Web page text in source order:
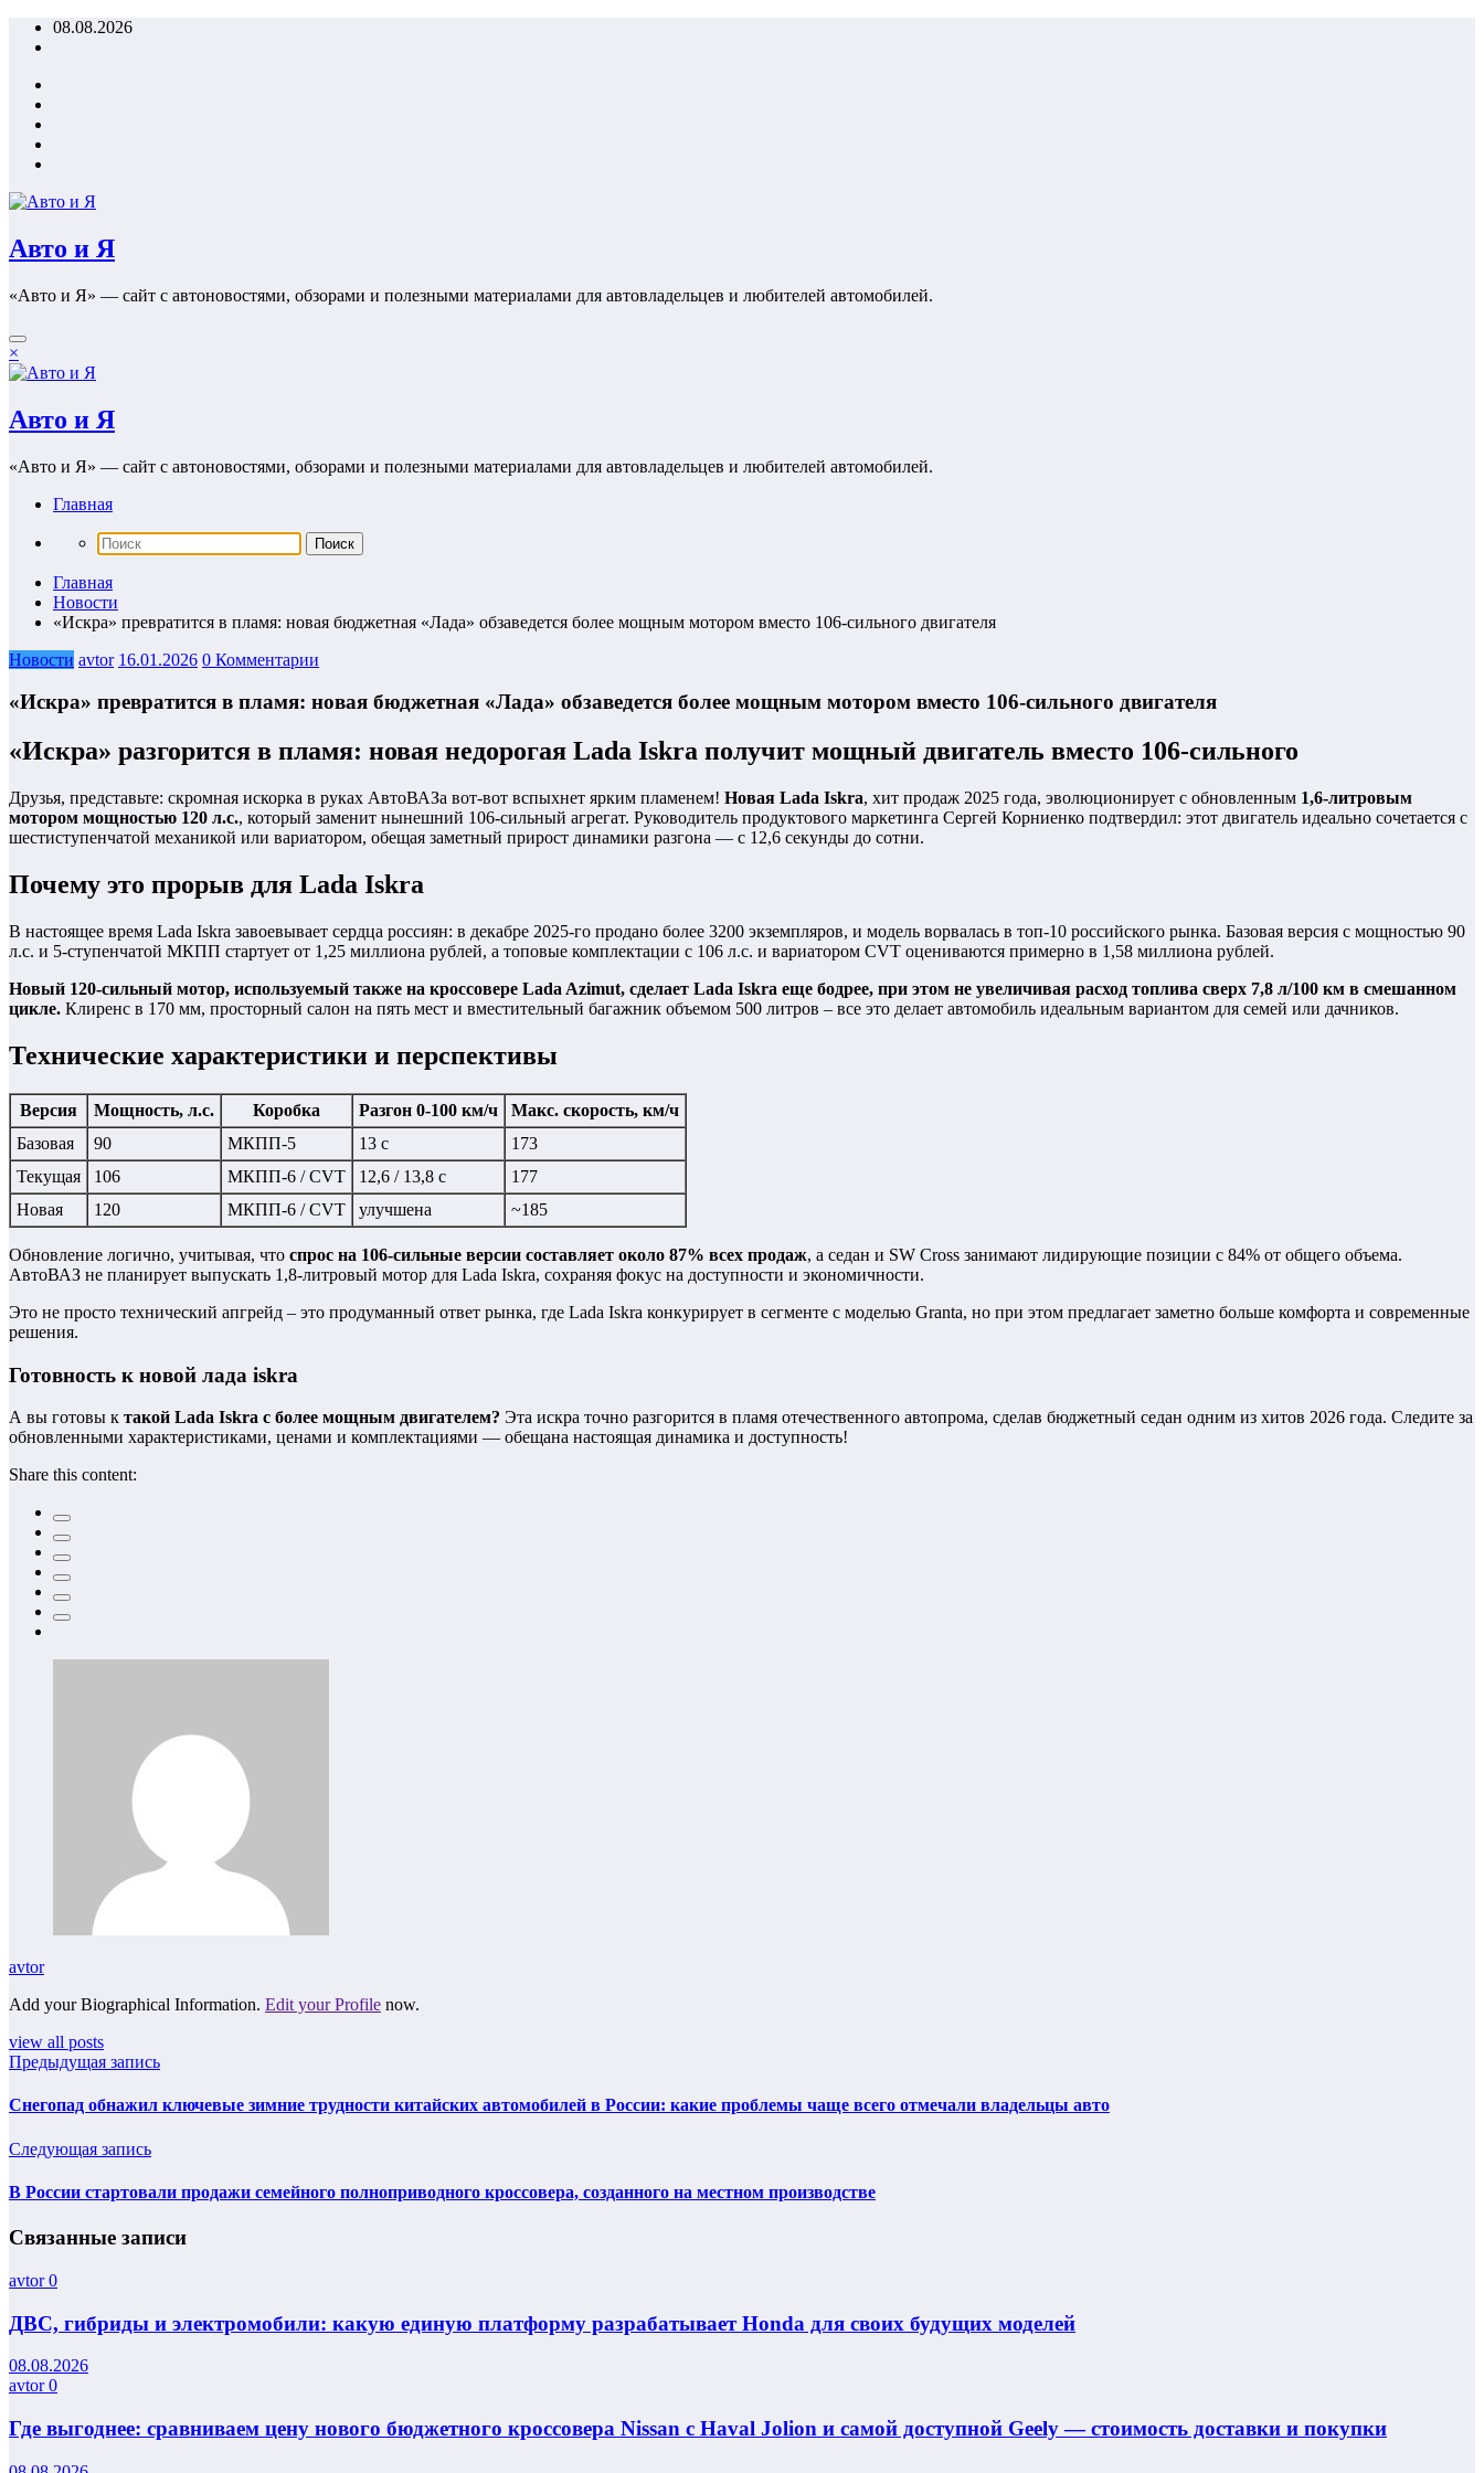
Перейти08.08.2026
Авто и Я
«Авто и Я» — сайт с автоновостями, обзорами и полезными материалами для автовладельцев и любителей автомобилей.
×
Авто и Я
«Авто и Я» — сайт с автоновостями, обзорами и полезными материалами для автовладельцев и любителей автомобилей.
Главная
Главная
Новости
«Искра» превратится в пламя: новая бюджетная «Лада» обзаведется более мощным мотором вместо 106-сильного двигателя
Новости avtor 16.01.2026 0 Комментарии
«Искра» превратится в пламя: новая бюджетная «Лада» обзаведется более мощным мотором вместо 106-сильного двигателя
«Искра» разгорится в пламя: новая недорогая Lada Iskra получит мощный двигатель вместо 106-сильного
Друзья, представьте: скромная искорка в руках АвтоВАЗа вот-вот вспыхнет ярким пламенем! Новая Lada Iskra, хит продаж 2025 года, эволюционирует с обновленным 1,6-литровым
мотором мощностью 120 л.с., который заменит нынешний 106-сильный агрегат. Руководитель продуктового маркетинга Сергей Корниенко подтвердил: этот двигатель идеально сочетается с
шестиступенчатой механикой или вариатором, обещая заметный прирост динамики разгона — с 12,6 секунды до сотни.
Почему это прорыв для Lada Iskra
В настоящее время Lada Iskra завоевывает сердца россиян: в декабре 2025-го продано более 3200 экземпляров, и модель ворвалась в топ-10 российского рынка. Базовая версия с мощностью 90
л.с. и 5-ступенчатой МКПП стартует от 1,25 миллиона рублей, а топовые комплектации с 106 л.с. и вариатором CVT оцениваются примерно в 1,58 миллиона рублей.
Новый 120-сильный мотор, используемый также на кроссовере Lada Azimut, сделает Lada Iskra еще бодрее, при этом не увеличивая расход топлива сверх 7,8 л/100 км в смешанном
цикле. Клиренс в 170 мм, просторный салон на пять мест и вместительный багажник объемом 500 литров – все это делает автомобиль идеальным вариантом для семей или дачников.
Технические характеристики и перспективы
Версия Мощность, л.с. Коробка Разгон 0-100 км/ч
Макс. скорость, км/ч
Базовая
90 МКПП-5 13 с
173
Текущая
106 МКПП-6 / CVT 12,6 / 13,8 с
177
Новая
120 МКПП-6 / CVT улучшена ~185
Обновление логично, учитывая, что спрос на 106-сильные версии составляет около 87% всех продаж, а седан и SW Cross занимают лидирующие позиции с 84% от общего объема.
АвтоВАЗ не планирует выпускать 1,8-литровый мотор для Lada Iskra, сохраняя фокус на доступности и экономичности.
Это не просто технический апгрейд – это продуманный ответ рынка, где Lada Iskra конкурирует в сегменте с моделью Granta, но при этом предлагает заметно больше комфорта и современные
решения.
Готовность к новой лада iskra
А вы готовы к такой Lada Iskra с более мощным двигателем? Эта искра точно разгорится в пламя отечественного автопрома, сделав бюджетный седан одним из хитов 2026 года. Следите за
обновленными характеристиками, ценами и комплектациями — обещана настоящая динамика и доступность!
Share this content:
avtor
Add your Biographical Information. Edit your Profile now.
view all posts
Предыдущая запись
Снегопад обнажил ключевые зимние трудности китайских автомобилей в России: какие проблемы чаще всего отмечали владельцы авто
Следующая запись
В России стартовали продажи семейного полноприводного кроссовера, созданного на местном производстве
Связанные записи
avtor0
ДВС, гибриды и электромобили: какую единую платформу разрабатывает Honda для своих будущих моделей
08.08.2026
avtor0
Где выгоднее: сравниваем цену нового бюджетного кроссовера Nissan с Haval Jolion и самой доступной Geely — стоимость доставки и покупки